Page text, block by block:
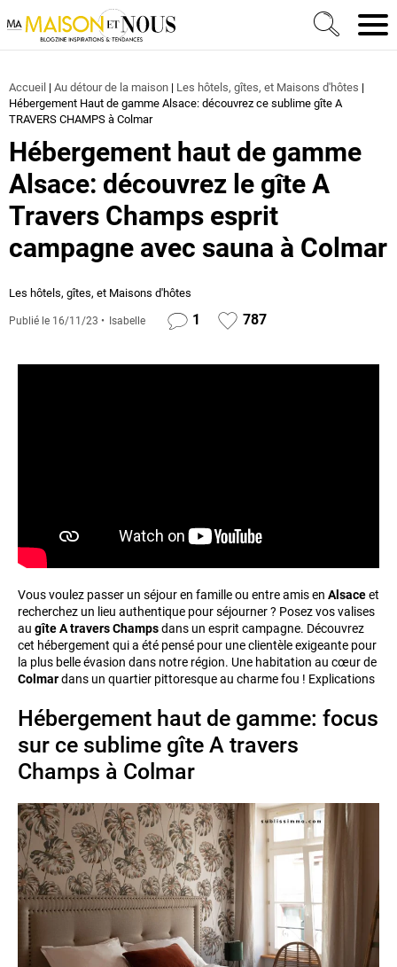
Ma Maison et Nous Construction, rénovation &
Accueil | Au détour de la maison | Les hôtels, gîtes, et Maisons d'hôtes |
Hébergement Haut de gamme Alsace: découvrez ce sublime gîte A
TRAVERS CHAMPS à Colmar
Hébergement haut de gamme
Alsace: découvrez le gîte A
Travers Champs esprit
campagne avec sauna à Colmar
Les hôtels, gîtes, et Maisons d'hôtes
Publié le 16/11/23 Isabelle 1 787
Vous voulez passer un séjour en famille ou entre amis en Alsaceet
recherchez un lieu authentique pour séjourner ? Posez vos valises
au gîte A travers Champsdans un esprit campagne. Découvrez
cet hébergement qui a été pensé pour une clientèle exigeante pour
la plus belle évasion dans notre région. Une habitation au cœur de
Colmardans un quartier pittoresque au charme fou ! Explications
Hébergement haut de gamme: focus
sur ce sublime gîte A travers
Champs à Colmar